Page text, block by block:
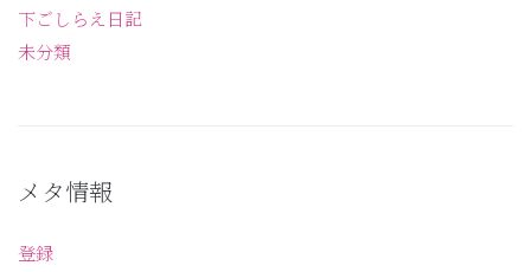
下ごしらえ日記
未分類
メタ情報
登録